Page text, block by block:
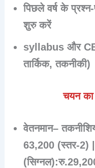
पिछले वर्ष के
शुरु करें
syllabus और
तार्किक, तकनीकी)
चयन का
वेतनमान–
63,200 (स्तर-2)
(सिग्नल):